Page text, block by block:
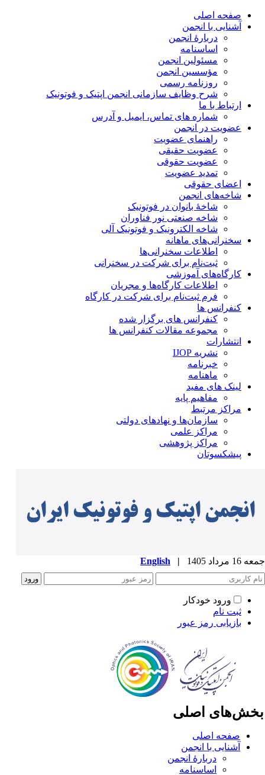
صفحه اصلی
آشنایی با انجمن
دربارۀ انجمن
اساسنامه
مسئولین انجمن
مؤسسین انجمن
روزنامه رسمی
شرح وظایف سازمانی انجمن اپتیک و فوتونیک
ارتباط با ما
شماره های تماس، ایمیل و آدرس
عضویت در انجمن
راهنمای عضویت
عضویت حقیقی
عضویت حقوقی
تمدید عضویت
اعضای حقوقی
شاخه‌های انجمن
شاخۀ بانوان در فوتونیک
شاخه صنعتی نور فناوران
شاخه‌ الکترونیک و فوتونیک آلی
سخنرانی‌های ماهانه
اطلاعات سخنرانی‌‌ها
ثبت‌نام برای شرکت در سخنرانی
کارگاه‌های آموزشی
اطلاعات کارگاه‌ها و مجریان
فرم ثبت‌نام برای شرکت در کارگاه
کنفرانس ها
کنفرانس های برگزار شده
مجموعه مقالات کنفرانس ها
انتشارات
نشریه IJOP
خبرنامه
ماهنامه
لینک های مفید
مفاهیم پایه
مراکز مرتبط
سازمان‌ها و نهادهای دولتی
مراکز علمی
مراکز پژوهشی
پیشکسوتان
مرداد 1405 |
English
ورود خودکار
ثبت نام
بازیابی رمز عبور
اصلی
صفحه اصلی
آشنایی با انجمن
دربارۀ انجمن
اساسنامه